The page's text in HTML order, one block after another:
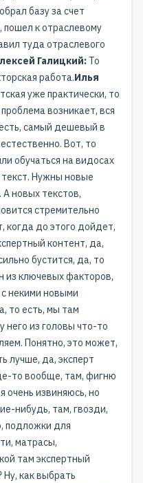
базу за счет
к отраслевому
туда отраслевого
Галицкий: То
работа.Илья
уже практически, то
возникает, вся
самый дешевый в
Вот, то
обучаться на видосах
Нужны новые
новых текстов,
стремительно
когда до этого дойдет,
контент, да,
бустится, да, то
из ключевых факторов,
некими новыми
то есть, мы там
него из головы что-то
Понятно, это может,
лучше, да, эксперт
то вообще, там, фигню
очень извиняюсь, но
нибудь, там, гвозди,
подложки для
матрасы,
там экспертный
Ну, как выбрать